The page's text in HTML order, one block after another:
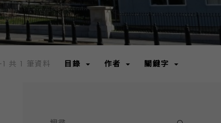
共 1 筆資料 目錄 作者 關鍵字
S